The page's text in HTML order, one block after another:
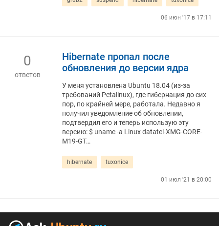
06 июн '17 в 17:11
0
ответов
Hibernate пропал после
обновления до версии ядра
У меня установлена ​​Ubuntu 18.04 (из-за
требований Petalinux), где гибернация до сих
пор, по крайней мере, работала. Недавно я
получил уведомление об обновлении,
подтвердил его и теперь использую эту
версию: $ uname -a Linux datatel-XMG-CORE-
M19-GT…
hibernate tuxonice
01 июл '21 в 20:00